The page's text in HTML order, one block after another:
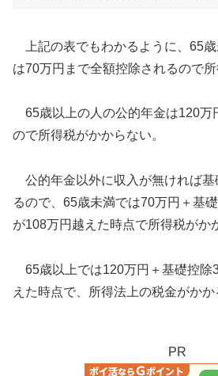
上記の表でもわかるように、65
は70万円まで全額控除されるので所
65歳以上の人の公的年金は120万
ので所得税がかからない。
公的年金以外に収入が無ければ基
るので、65歳未満では70万円＋基
が108万円越えた時点で所得税がか
65歳以上では120万円＋基礎控除
えた時点で、所得法上の税金がかか
PR